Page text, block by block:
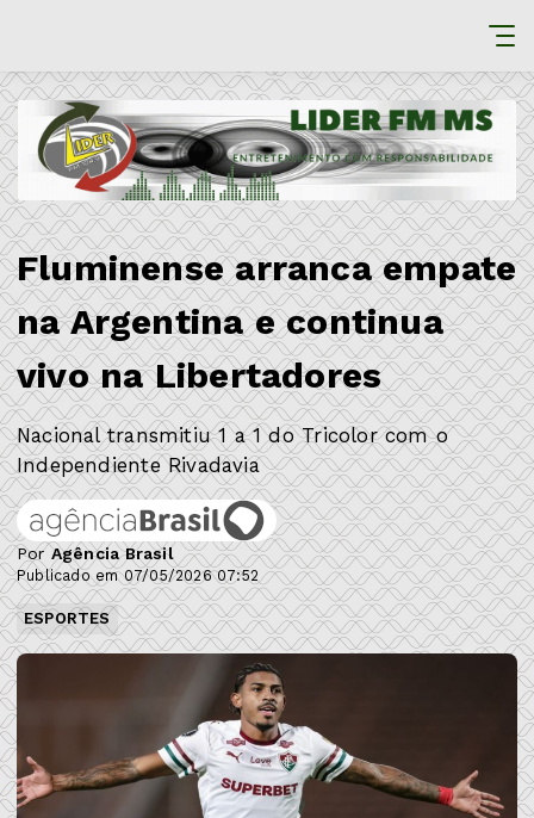
Fluminense arranca empate
na Argentina e continua
vivo na Libertadores
Nacional transmitiu 1 a 1 do Tricolor com o
Independiente Rivadavia
PorAgência Brasil
Publicado em 07/05/2026 07:52
ESPORTES